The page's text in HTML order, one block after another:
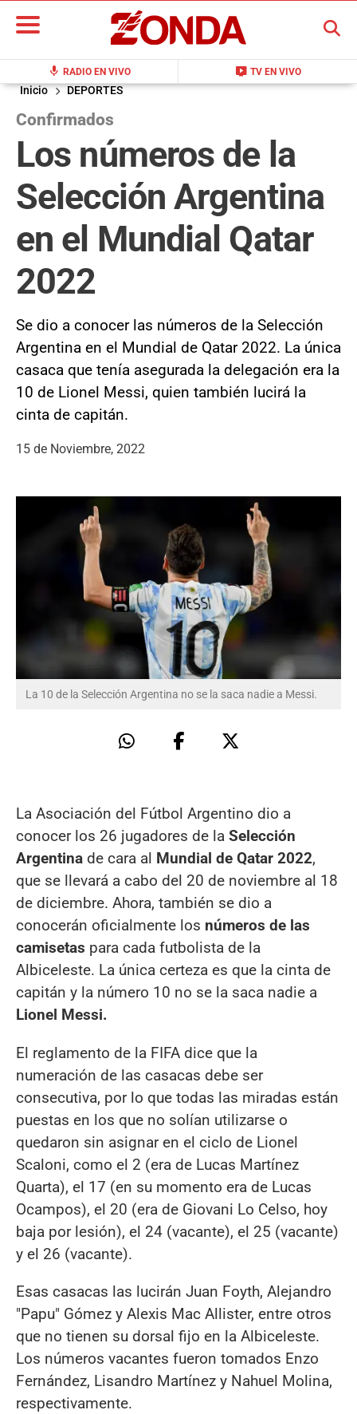
mic RADIO EN VIVO live_tv TV EN VIVO
BUSCAR
Inicio DEPORTES
Confirmados
Los números de la
Selección Argentina
en el Mundial Qatar
2022
Se dio a conocer las números de la Selección
Argentina en el Mundial de Qatar 2022. La única
casaca que tenía asegurada la delegación era la
10 de Lionel Messi, quien también lucirá la
cinta de capitán.
15 de Noviembre, 2022
La 10 de la Selección Argentina no se la saca nadie a Messi.
La Asociación del Fútbol Argentino dio a
conocer los 26 jugadores de la Selección
Argentina de cara al Mundial de Qatar 2022,
que se llevará a cabo del 20 de noviembre al 18
de diciembre. Ahora, también se dio a
conocerán oficialmente los números de las
camisetas para cada futbolista de la
Albiceleste. La única certeza es que la cinta de
capitán y la número 10 no se la saca nadie a
Lionel Messi.
El reglamento de la FIFA dice que la
numeración de las casacas debe ser
consecutiva, por lo que todas las miradas están
puestas en los que no solían utilizarse o
quedaron sin asignar en el ciclo de Lionel
Scaloni, como el 2 (era de Lucas Martínez
Quarta), el 17 (en su momento era de Lucas
Ocampos), el 20 (era de Giovani Lo Celso, hoy
baja por lesión), el 24 (vacante), el 25 (vacante)
y el 26 (vacante).
Esas casacas las lucirán Juan Foyth, Alejandro
"Papu" Gómez y Alexis Mac Allister, entre otros
que no tienen su dorsal fijo en la Albiceleste.
Los números vacantes fueron tomados Enzo
Fernández, Lisandro Martínez y Nahuel Molina,
respectivamente.